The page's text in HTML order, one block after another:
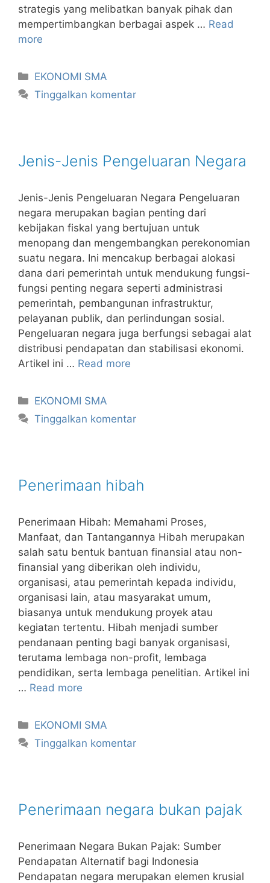
strategis yang melibatkan banyak pihak dan
mempertimbangkan berbagai aspek … Read
more
Kategori
EKONOMI SMA
Tinggalkan komentar
Jenis-Jenis Pengeluaran Negara
Jenis-Jenis Pengeluaran Negara Pengeluaran
negara merupakan bagian penting dari
kebijakan fiskal yang bertujuan untuk
menopang dan mengembangkan perekonomian
suatu negara. Ini mencakup berbagai alokasi
dana dari pemerintah untuk mendukung fungsi-
fungsi penting negara seperti administrasi
pemerintah, pembangunan infrastruktur,
pelayanan publik, dan perlindungan sosial.
Pengeluaran negara juga berfungsi sebagai alat
distribusi pendapatan dan stabilisasi ekonomi.
Artikel ini … Read more
Kategori
EKONOMI SMA
Tinggalkan komentar
Penerimaan hibah
Penerimaan Hibah: Memahami Proses,
Manfaat, dan Tantangannya Hibah merupakan
salah satu bentuk bantuan finansial atau non-
finansial yang diberikan oleh individu,
organisasi, atau pemerintah kepada individu,
organisasi lain, atau masyarakat umum,
biasanya untuk mendukung proyek atau
kegiatan tertentu. Hibah menjadi sumber
pendanaan penting bagi banyak organisasi,
terutama lembaga non-profit, lembaga
pendidikan, serta lembaga penelitian. Artikel ini
… Read more
Kategori
EKONOMI SMA
Tinggalkan komentar
Penerimaan negara bukan pajak
Penerimaan Negara Bukan Pajak: Sumber
Pendapatan Alternatif bagi Indonesia
Pendapatan negara merupakan elemen krusial